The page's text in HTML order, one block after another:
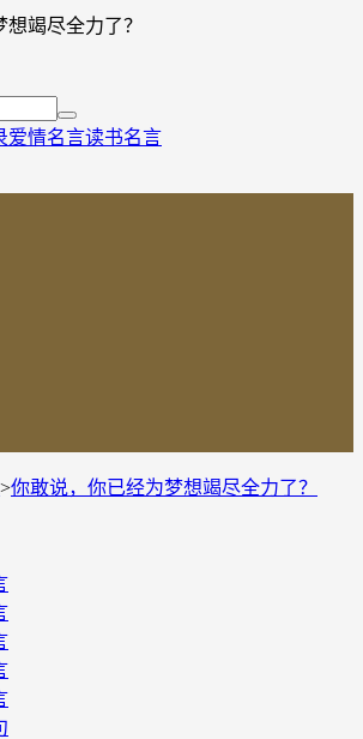
竭尽全力了？
爱情名言读书名言
>你敢说，你已经为梦想竭尽全力了？